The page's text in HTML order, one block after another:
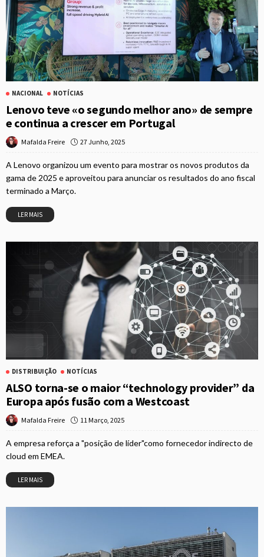
NACIONAL NOTÍCIAS
Lenovo teve «o segundo melhor ano» de sempre
e continua a crescer em Portugal
Mafalda Freire 27 Junho, 2025
A Lenovo organizou um evento para mostrar os novos produtos da
gama de 2025 e aproveitou para anunciar os resultados do ano fiscal
terminado a Março.
LER MAIS
DISTRIBUIÇÃO NOTÍCIAS
ALSO torna-se o maior “technology provider” da
Europa após fusão com a Westcoast
Mafalda Freire 11 Março, 2025
A empresa reforça a "posição de líder"como fornecedor indirecto de
cloud em EMEA.
LER MAIS